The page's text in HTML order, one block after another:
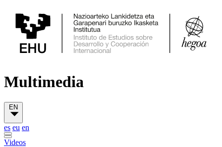
Multimedia
EN
es eu en
Videos